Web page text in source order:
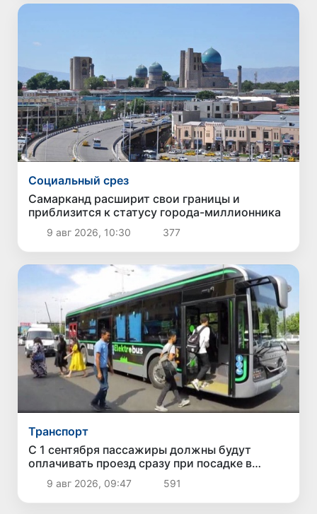
Социальный срез
Самарканд расширит свои границы и
приблизится к статусу города-миллионника
9 авг 2026, 10:30 377
Транспорт
С 1 сентября пассажиры должны будут
оплачивать проезд сразу при посадке в
автобус
9 авг 2026, 09:47 591